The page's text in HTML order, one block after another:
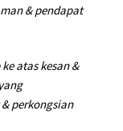
& pendapat
atas kesan &
perkongsian